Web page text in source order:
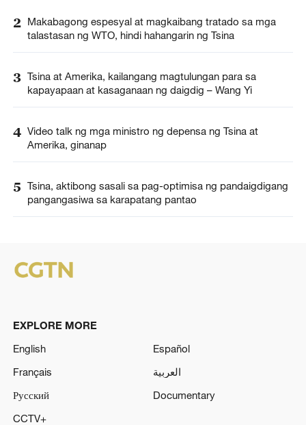
2 Makabagong espesyal at magkaibang tratado sa mga
talastasan ng WTO, hindi hahangarin ng Tsina
3 Tsina at Amerika, kailangang magtulungan para sa
kapayapaan at kasaganaan ng daigdig – Wang Yi
4 Video talk ng mga ministro ng depensa ng Tsina at
Amerika, ginanap
5 Tsina, aktibong sasali sa pag-optimisa ng pandaigdigang
pangangasiwa sa karapatang pantao
EXPLORE MORE
English
Español
Français
العربية
Русский
Documentary
CCTV+